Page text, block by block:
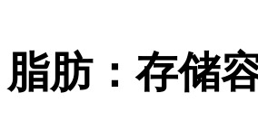
脂肪：存储